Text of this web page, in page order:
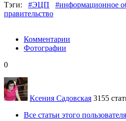
Тэги: #ЭЦП
#информационное
правительство
Комментарии
Фотографии
0
Ксения Садовская 3155
Все статьи этого пользователя